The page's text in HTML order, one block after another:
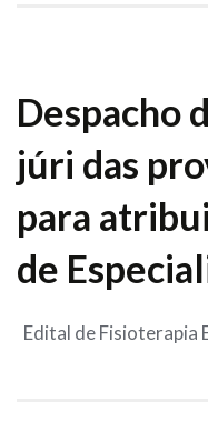
Despacho
júri das
para
de
Edital de Fisioterapia